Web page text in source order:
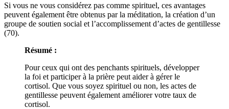
Si vous ne vous considérez pas comme spirituel, ces avantages
peuvent également être obtenus par la méditation, la création d’un
groupe de soutien social et l’accomplissement d’actes de gentillesse
(70).
Résumé :
Pour ceux qui ont des penchants spirituels, développer
la foi et participer à la prière peut aider à gérer le
cortisol. Que vous soyez spirituel ou non, les actes de
gentillesse peuvent également améliorer votre taux de
cortisol.